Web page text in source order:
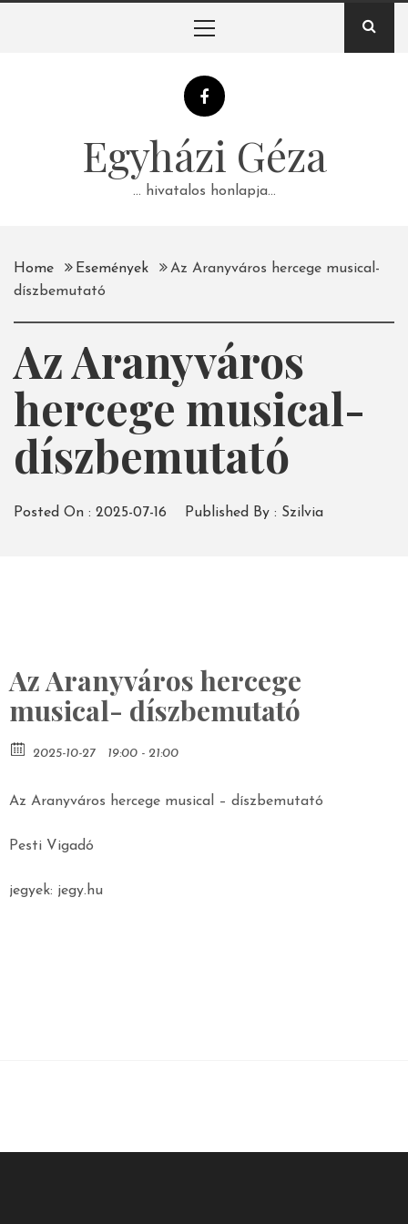
Egyházi Géza
… hivatalos honlapja…
Home Események
Az Aranyváros hercege musical-
díszbemutató
Az Aranyváros
hercege musical-
díszbemutató
Posted On : 2025-07-16 Published By : Szilvia
Az Aranyváros hercege
musical- díszbemutató
2025-10-27 19:00 - 21:00
Az Aranyváros hercege musical – díszbemutató
Pesti Vigadó
jegyek: jegy.hu